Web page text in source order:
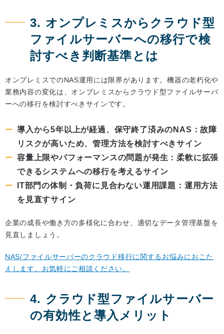
3. オンプレミスからクラウド型
ファイルサーバーへの移行で検
討すべき判断基準とは
オンプレミスでのNAS運用には限界があります。機器の老朽化や
業務内容の変化は、オンプレミスからクラウド型ファイルサーバ
ーへの移行を検討すべきサインです。
導入から5年以上が経過、保守終了済みのNAS：故障
リスクが高いため、管理方法を検討すべきサイン
容量上限やパフォーマンスの問題が発生：柔軟に拡張
できるシステムへの移行を考えるサイン
IT部門の体制・負荷に見合わない運用課題：運用方法
を見直すサイン
企業の成長や働き方の多様化に合わせ、適切なデータ管理基盤を
見直しましょう。
NAS/ファイルサーバーのクラウド移行に関するお悩みにおこた
えします。お気軽にご相談ください。
4. クラウド型ファイルサーバー
の有効性と導入メリット